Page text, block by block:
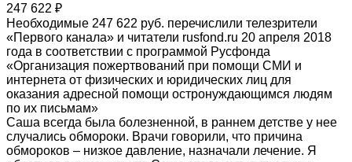
247 622 ₽
Необходимые 247 622 руб. перечислили телезрители
«Первого канала» и читатели rusfond.ru 20 апреля 2018
года в соответствии с программой Русфонда
«Организация пожертвований при помощи СМИ и
интернета от физических и юридических лиц для
оказания адресной помощи остронуждающимся людям
по их письмам»
Саша всегда была болезненной, в раннем детстве у нее
случались обмороки. Врачи говорили, что причина
обмороков – низкое давление, назначали лечение. Я